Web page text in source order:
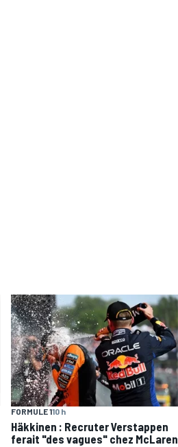
FORMULE 110 h
Häkkinen : Recruter Verstappen
ferait "des vagues" chez McLaren